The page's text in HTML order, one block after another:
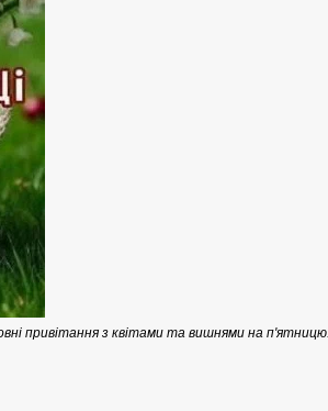
привітання з квітами та вишнями на п'ятницю.